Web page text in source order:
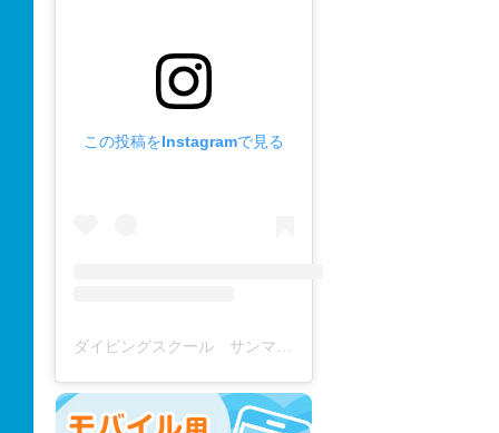
この投稿をInstagramで見る
ダイビングスクール サンマーレ / diving school(@diving_school_sanmare)がシェアした投稿